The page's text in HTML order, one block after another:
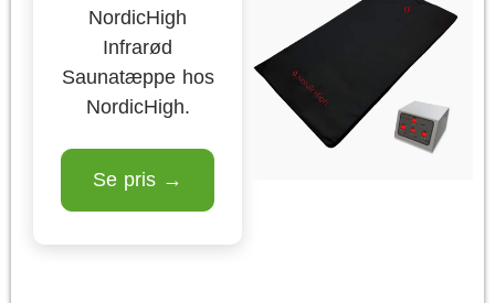
NordicHigh
Infrarød
Saunatæppe hos
NordicHigh.
Se pris →